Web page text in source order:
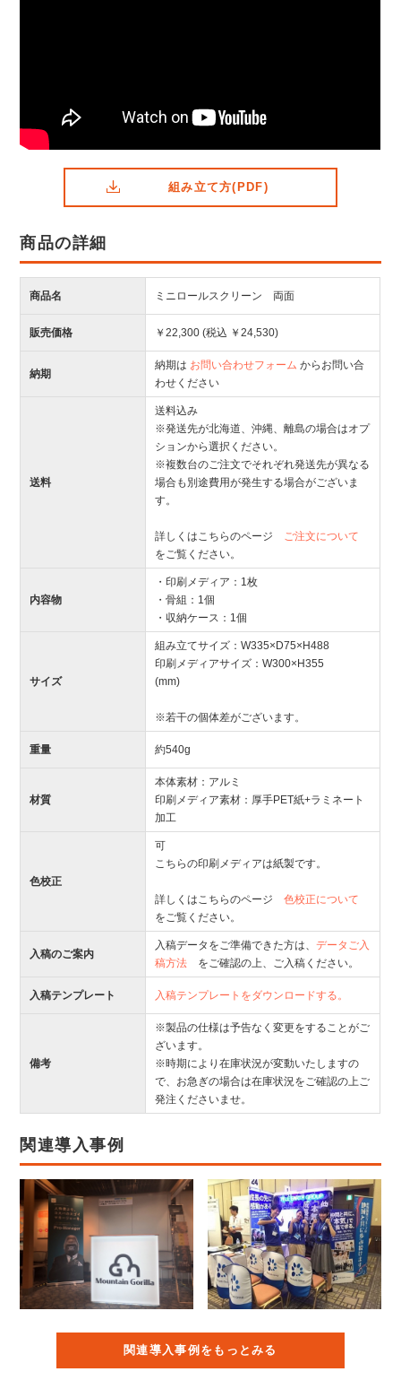
組み立て方(PDF)
商品の詳細
商品名 ミニロールスクリーン 両面
販売価格 ￥22,300 (税込 ￥24,530)
納期
納期は お問い合わせフォーム からお問い合
わせください
送料
送料込み
※発送先が北海道、沖縄、離島の場合はオプ
ションから選択ください。
※複数台のご注文でそれぞれ発送先が異なる
場合も別途費用が発生する場合がございま
す。
詳しくはこちらのページ
ご注文について
をご覧ください。
内容物
・印刷メディア：1枚
・骨組：1個
・収納ケース：1個
サイズ
組み立てサイズ：W335×D75×H488
印刷メディアサイズ：W300×H355
(mm)
※若干の個体差がございます。
重量 約540g
材質
本体素材：アルミ
印刷メディア素材：厚手PET紙+ラミネート
加工
色校正
可
こちらの印刷メディアは紙製です。
詳しくはこちらのページ色校正について
をご覧ください。
入稿のご案内
入稿データをご準備できた方は、データご入
稿方法 をご確認の上、ご入稿ください。
入稿テンプレート 入稿テンプレートをダウンロードする。
備考
※製品の仕様は予告なく変更をすることがご
ざいます。
※時期により在庫状況が変動いたしますの
で、お急ぎの場合は在庫状況をご確認の上ご
発注くださいませ。
関連導入事例
関連導入事例をもっとみる